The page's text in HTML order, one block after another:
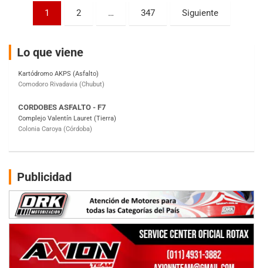
Paginación
entradas
1 2 … 347 Siguiente
Lo que viene
Kartódromo AKPS (Asfalto)
Comodoro Rivadavia (Chubut)
CORDOBES ASFALTO - F7
Complejo Valentín Lauret (Tierra)
Colonia Caroya (Córdoba)
Parque de la Velocidad (Asfalto)
Villaguay (Entre Ríos)
Hugo "Gato" Molini (Tierra)
RIOJANO - F6
Ciudad de La Rioja (Asfalto)
La Rioja (La Rioja)
Autódromo de Neuquén (Asfalto)
Centenario (Neuquén)
Publicidad